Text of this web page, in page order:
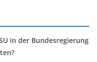
in der Bundesregierung